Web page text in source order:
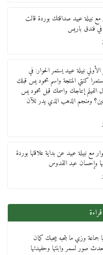
مع نبيلة عبيد صداقتك بوردة قالت
في فندق باريس
نبيلة عبيد يستمر الحوار: في
كنتي المنتجة واسم محمود يس قبلك
الفيلم إنتاجك واسمك قبل محمود يس
ومنجم الذهب الذي يدر للآن
مع نبيلة عبيد عن بداية علاقتها بوردة
وإحسان عبد القدوس
جماعة وزي ما بتحبه بيحبك كمان
صور لسمر وابنتها وحفيدتها